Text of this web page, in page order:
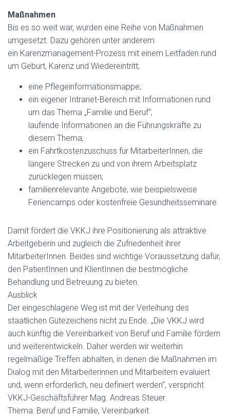
Maßnahmen
Bis es so weit war, wurden eine Reihe von Maßnahmen
umgesetzt. Dazu gehören unter anderem
ein Karenzmanagement-Prozess mit einem Leitfaden rund
um Geburt, Karenz und Wiedereintritt;
eine Pflegeinformationsmappe;
ein eigener Intranet-Bereich mit Informationen rund
um das Thema „Familie und Beruf“;
laufende Informationen an die Führungskräfte zu
diesem Thema;
ein Fahrtkostenzuschuss für MitarbeiterInnen, die
längere Strecken zu und von ihrem Arbeitsplatz
zurücklegen müssen;
familienrelevante Angebote, wie beispielsweise
Feriencamps oder kostenfreie Gesundheitsseminare.
Damit fördert die VKKJ ihre Positionierung als attraktive
Arbeitgeberin und zugleich die Zufriedenheit ihrer
MitarbeiterInnen. Beides sind wichtige Voraussetzung dafür,
den PatientInnen und KlientInnen die bestmögliche
Behandlung und Betreuung zu bieten.
Ausblick
Der eingeschlagene Weg ist mit der Verleihung des
staatlichen Gütezeichens nicht zu Ende. „Die VKKJ wird
auch künftig die Vereinbarkeit von Beruf und Familie fördern
und weiterentwickeln. Daher werden wir weiterhin
regelmäßige Treffen abhalten, in denen die Maßnahmen im
Dialog mit den Mitarbeiterinnen und Mitarbeitern evaluiert
und, wenn erforderlich, neu definiert werden“, verspricht
VKKJ-Geschäftsführer Mag. Andreas Steuer.
Thema: Beruf und Familie, Vereinbarkeit